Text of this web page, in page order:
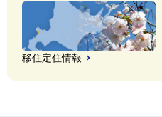
移住定住情報